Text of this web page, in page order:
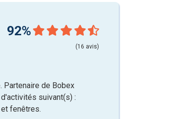
92%
(16 avis)
Partenaire de Bobex
suivant(s) :
fenêtres.